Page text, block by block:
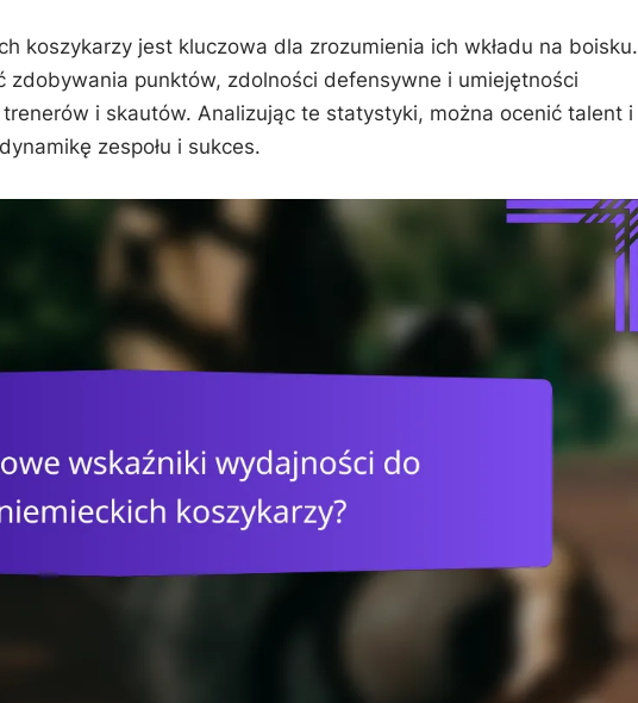
koszykarzy jest kluczowa dla zrozumienia ich wkładu na boisku.
punktów, zdolności defensywne i umiejętności
i skautów. Analizując te statystyki, można ocenić talent i
zespołu i sukces.